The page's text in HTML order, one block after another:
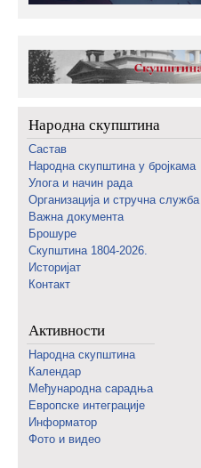
Народна скупштина
Састав
Народна скупштина у бројкама
Улога и начин рада
Организација и стручна служба
Важна документа
Брошуре
Скупштина 1804-2026.
Историјат
Контакт
Активности
Народна скупштина
Календар
Међународна сарадња
Европске интеграције
Информатор
Фото и видео